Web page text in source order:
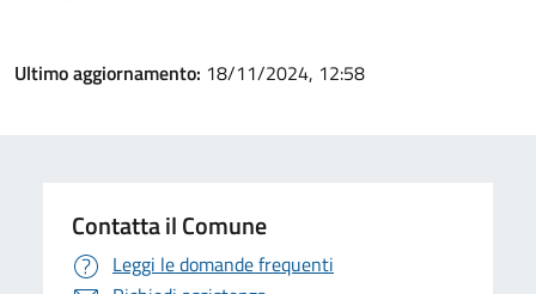
Ultimo aggiornamento: 18/11/2024, 12:58
Contatta il Comune
Leggi le domande frequenti